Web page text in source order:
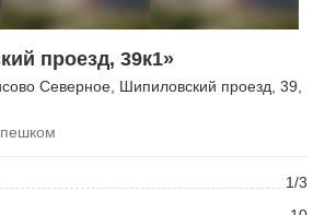
проезд, 39к1»
Северное Шипиловский проезд , 39,
1/3